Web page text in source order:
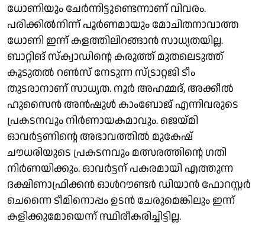
ധോണിയും ചേര്‍ന്നിട്ടുണ്ടെന്നാണ് വിവരം.
പരിക്കില്‍നിന്ന് പൂർണമായും മോചിതനാവാത്ത
ധോണി ഇന്ന് കളത്തിലിറങ്ങാന്‍ സാധ്യതയില്ല.
ബാറ്റിങ് സ്‌ക്വാഡിന്റെ കരുത്ത് മുതലെടുത്ത്
കൂടുതല്‍ റണ്‍സ് നേടുന്ന സ്ട്രാറ്റജി ടീം
തുടരാനാണ് സാധ്യത. നൂര്‍ അഹമ്മദ്, അക്കീല്‍
ഹുസൈന്‍ അന്‍ഷുള്‍ കാംബോജ് എന്നിവരുടെ
പ്രകടനവും നിര്‍ണായകമാവും. ജെയ്മി
ഓവര്‍ട്ടണിന്റെ അഭാവത്തില്‍ മുകേഷ്
ചൗധരിയുടെ പ്രകടനവും മത്സരത്തിന്റെ ഗതി
നിര്‍ണയിക്കും. ഓവര്‍ട്ടന് പകരമായി എത്തുന്ന
ദക്ഷിണാഫ്രിക്കന്‍ ഓള്‍റൗണ്ടര്‍ ഡിയാന്‍ ഫോറസ്റ്റര്‍
ചെന്നൈ ടീമിനൊപ്പം ഉടന്‍ ചേരുമെങ്കിലും ഇന്ന്
കളിക്കുമോയെന്ന് സ്ഥിരീകരിച്ചിട്ടില്ല.